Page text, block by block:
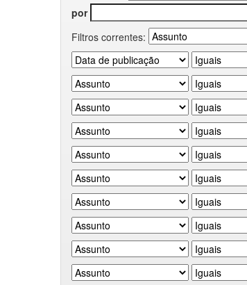
por
Filtros correntes: